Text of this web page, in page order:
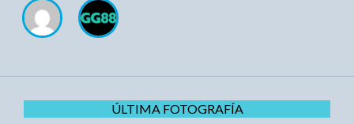
ÚLTIMA FOTOGRAFÍA